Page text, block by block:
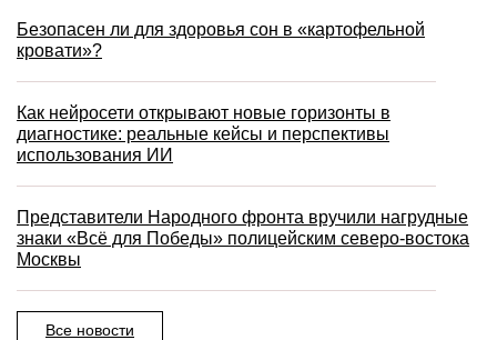
Безопасен ли для здоровья сон в «картофельной
кровати»?
Как нейросети открывают новые горизонты в
диагностике: реальные кейсы и перспективы
использования ИИ
Представители Народного фронта вручили нагрудные
знаки «Всё для Победы» полицейским северо-востока
Москвы
Все новости